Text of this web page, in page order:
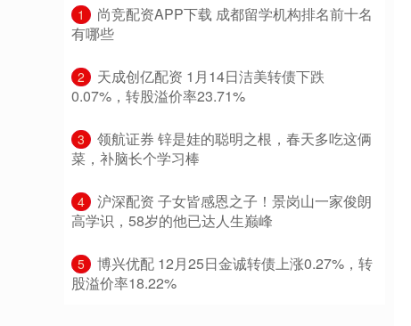
1
​尚竞配资APP下载 成都留学机构排名前十名
有哪些
2
​天成创亿配资 1月14日洁美转债下跌
0.07%，转股溢价率23.71%
3
​领航证券 锌是娃的聪明之根，春天多吃这俩
菜，补脑长个学习棒
4
​沪深配资 子女皆感恩之子！景岗山一家俊朗
高学识，58岁的他已达人生巅峰
5
​博兴优配 12月25日金诚转债上涨0.27%，转
股溢价率18.22%